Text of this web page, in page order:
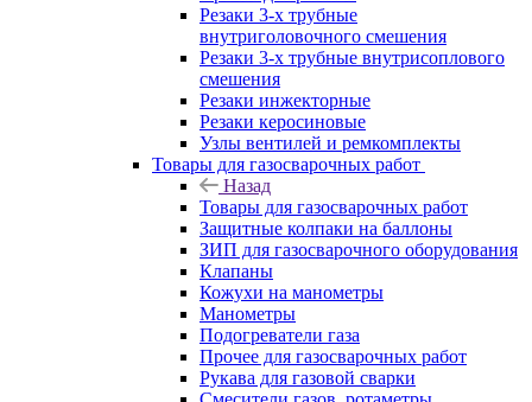
Резаки 3-х трубные
внутриголовочного смешения
Резаки 3-х трубные внутрисоплового
смешения
Резаки инжекторные
Резаки керосиновые
Узлы вентилей и ремкомплекты
Товары для газосварочных работ
Назад
Товары для газосварочных работ
Защитные колпаки на баллоны
ЗИП для газосварочного оборудования
Клапаны
Кожухи на манометры
Манометры
Подогреватели газа
Прочее для газосварочных работ
Рукава для газовой сварки